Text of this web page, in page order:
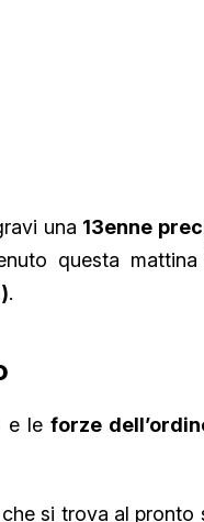
una 13enne
questa
.
e le forze
si trova al